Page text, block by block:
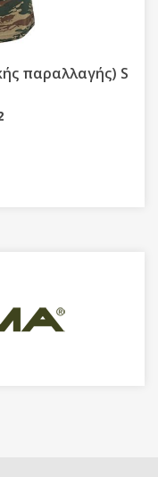
παραλλαγής) S